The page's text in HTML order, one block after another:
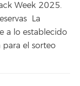
Week 2025.
La
a lo establecido
el sorteo